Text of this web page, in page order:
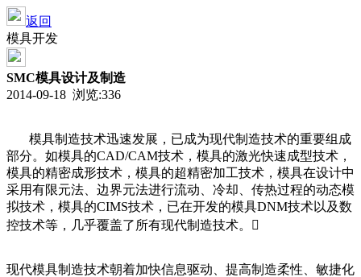
返回
模具开发
SMC模具设计及制造
2014-09-18 浏览:336
模具制造技术迅速发展，已成为现代制造技术的重要组成
部分。如模具的CAD/CAM技术，模具的激光快速成型技术，
模具的精密成形技术，模具的超精密加工技术，模具在设计中
采用有限元法、边界元法进行流动、冷却、传热过程的动态模
拟技术，模具的CIMS技术，已在开发的模具DNM技术以及数
控技术等，几乎覆盖了所有现代制造技术。
现代模具制造技术朝着加快信息驱动、提高制造柔性、敏捷化